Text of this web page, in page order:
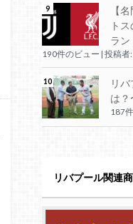
【
ト
ラン
190件のビュー | 投稿者:
リ
は？
187
リバプール関連